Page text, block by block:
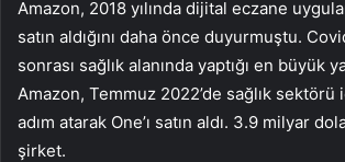
Amazon, 2018 yılında dijital eczane
satın aldığını daha önce duyurmuştu.
sonrası sağlık alanında yaptığı en büyük
Amazon, Temmuz 2022’de sağlık
adım atarak One’ı satın aldı. 3.9 milyar
şirket.